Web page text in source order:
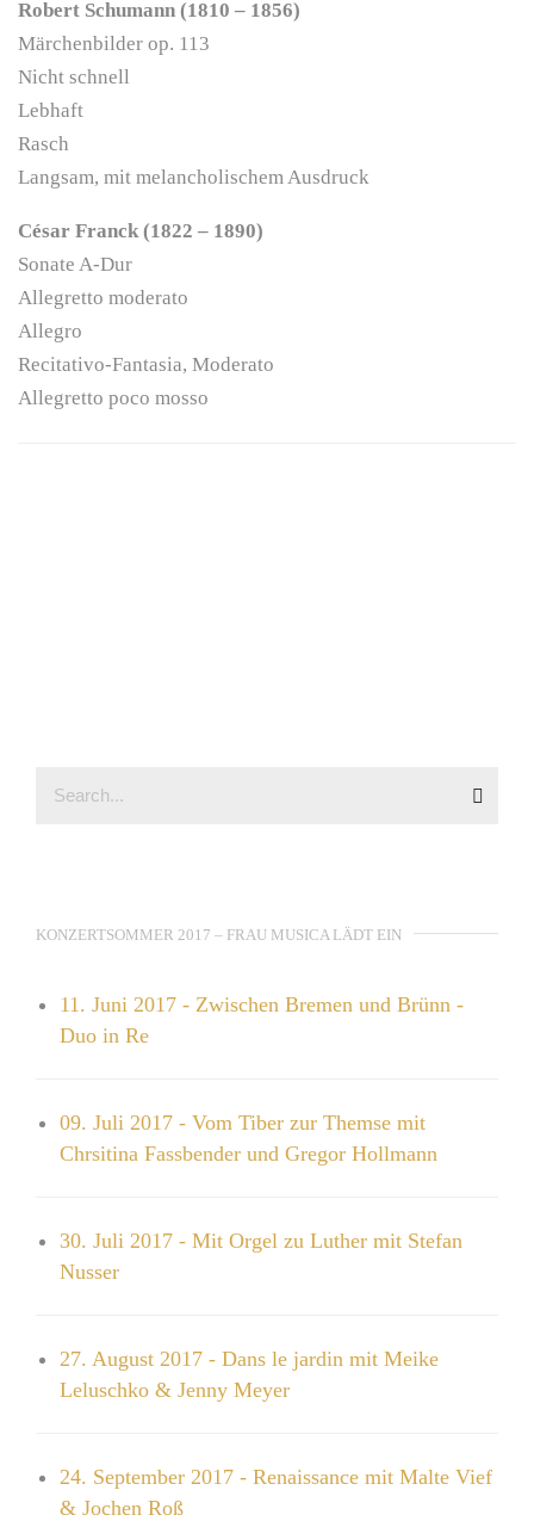
Robert Schumann (1810 – 1856)
Märchenbilder op. 113
Nicht schnell
Lebhaft
Rasch
Langsam, mit melancholischem Ausdruck
César Franck (1822 – 1890)
Sonate A-Dur
Allegretto moderato
Allegro
Recitativo-Fantasia, Moderato
Allegretto poco mosso
KONZERTSOMMER 2017 – FRAU MUSICA LÄDT EIN
11. Juni 2017 - Zwischen Bremen und Brünn -
Duo in Re
09. Juli 2017 - Vom Tiber zur Themse mit
Chrsitina Fassbender und Gregor Hollmann
30. Juli 2017 - Mit Orgel zu Luther mit Stefan
Nusser
27. August 2017 - Dans le jardin mit Meike
Leluschko & Jenny Meyer
24. September 2017 - Renaissance mit Malte Vief
& Jochen Roß